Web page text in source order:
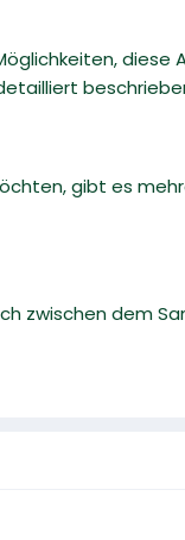
diese
gibt es
zwischen dem